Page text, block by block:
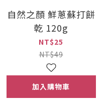
自然之顏 鮮蔥蘇打餅
乾 120g
NT$25
NT$49
加入購物車